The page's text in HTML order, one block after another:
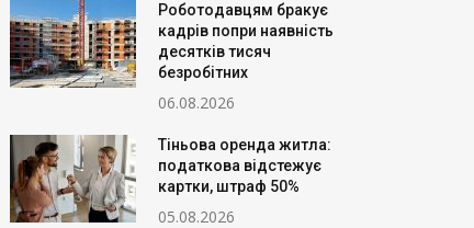
Роботодавцям бракує
кадрів попри наявність
десятків тисяч
безробітних
06.08.2026
Тіньова оренда житла:
податкова відстежує
картки, штраф 50%
05.08.2026